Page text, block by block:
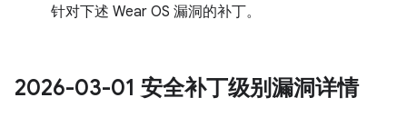
针对下述 Wear OS 漏洞的补丁。
2026-03-01 安全补丁级别漏洞详情